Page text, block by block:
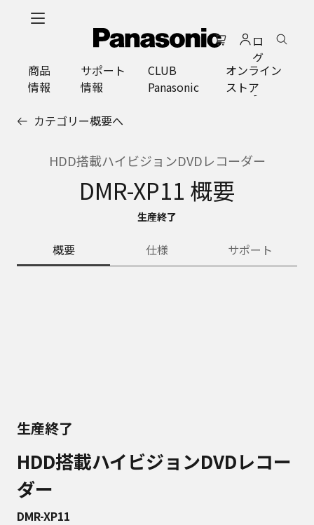
ロ
グ
イ
ン
商品
情報
サポート
情報
CLUB
Panasonic
オンライン
ストア
カテゴリー概要へ
HDD搭載ハイビジョンDVDレコーダー
DMR-XP11 概要
生産終了
概要 仕様 サポート
生産終了
HDD搭載ハイビジョンDVDレコー
ダー
DMR-XP11